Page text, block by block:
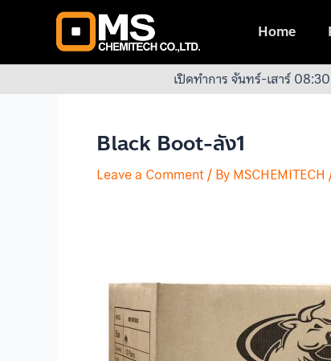
Home
เปิดทำการ จันทร์-เสาร์
Black Boot-ลัง1
Leave a Comment/ ByMSCHEMITECH
Post
navigation